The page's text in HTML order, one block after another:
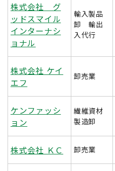
株式会社 グ
ッドスマイル
インターナシ
ョナル
輸入製品
卸 輸出
入代行
株式会社 ケイ
エフ
卸売業
ケンファッシ
ョン
繊維資材
製造卸
株式会社 ＫＣ 卸売業